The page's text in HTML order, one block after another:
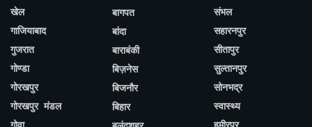
खेल
गाजियाबाद
गुजरात
गोण्डा
गोरखपुर
गोरखपुर मंडल
गोवा
बागपत
बांदा
बाराबंकी
बिज़नेस
बिजनौर
बिहार
संभल
सहारनपुर
सीतापुर
सुल्तानपुर
सोनभद्र
स्वास्थ्य
हमीरपुर